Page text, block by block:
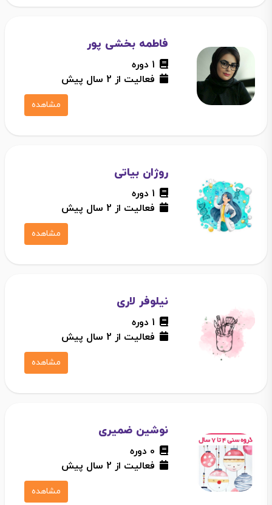
فاطمه بخشی پور
1 دوره
فعالیت از 2 سال پیش
مشاهده
روژان بیاتی
1 دوره
فعالیت از 2 سال پیش
مشاهده
نیلوفر لاری
1 دوره
فعالیت از 2 سال پیش
مشاهده
نوشین ضمیری
0 دوره
فعالیت از 2 سال پیش
مشاهده